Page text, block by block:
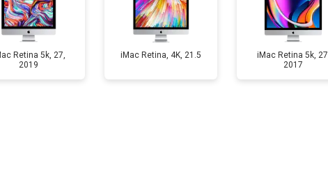
от 60 мин от 10500 ₽
от 2500 ₽
Retina 5k, 27,
2019
iMac Retina, 4K, 21.5
iMac Retina 5k, 27,
2017